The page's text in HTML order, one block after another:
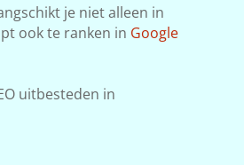
je niet alleen in
ook te ranken in Google
uitbesteden in